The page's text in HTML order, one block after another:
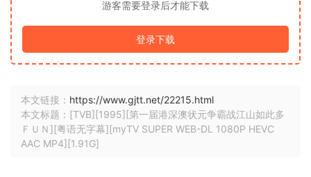
游客需要登录后才能下载
登录下载
本文链接： https://www.gjtt.net/22215.html
本文标题：[TVB][1995][第一届港深澳状元争霸战江山如此多
ＦＵＮ][粤语无字幕][myTV SUPER WEB-DL 1080P HEVC
AAC MP4][1.91G]